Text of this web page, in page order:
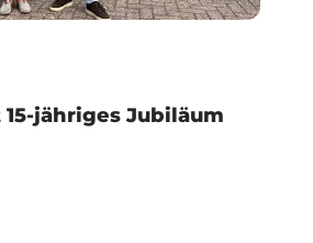
jähriges Jubiläum